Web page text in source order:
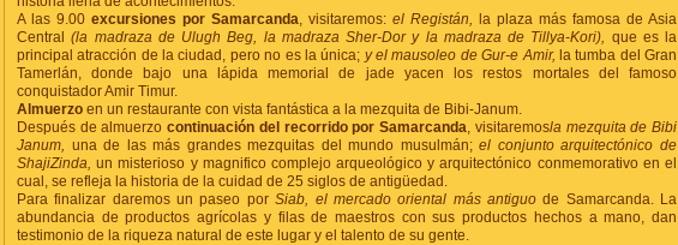
A las 9.00 excursiones por Samarcanda, visitaremos: el Registán,
la plaza más famosa de Asia
Central (la madraza de Ulugh Beg, la madraza Sher-Dor y la madraza de Tillya-Kori), que es la
principal atracción de la ciudad, pero no es la única; y el mausoleo de Gur-e Amir, la tumba del Gran
Tamerlán, donde bajo una lápida memorial de jade yacen los restos mortales del famoso
conquistador Amir Timur.
Almuerzo en un restaurante con vista fantástica a la mezquita de Bibi-Janum.
Después de almuerzo continuación del recorrido por Samarcanda, visitaremosla mezquita de Bibi
Janum, una de las más grandes mezquitas del mundo musulmán;el conjunto arquitectónico de
ShajiZinda, un misterioso y magnifico complejo arqueológico y arquitectónico conmemorativo en el
cual, se refleja la historia de la cuidad de 25 siglos de antigüedad.
Para finalizar daremos un paseo porSiab, el mercado oriental más antiguode Samarcanda. La
abundancia de productos agrícolas y filas de maestros con sus productos hechos a mano, dan
testimonio de la riqueza natural de este lugar y el talento de su gente.